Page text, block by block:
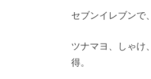
セブンイレブンで
ツナマヨ、しゃけ
得。